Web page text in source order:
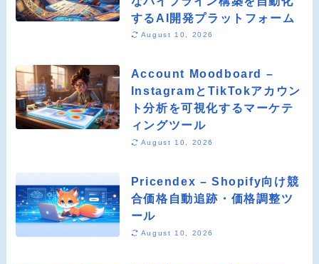
するAI開発プラットフォーム
August 10, 2026
Account Moodboard –
InstagramとTikTokアカウン
ト分析を可視化するマーケテ
ィングツール
August 10, 2026
Pricendex – Shopify向け競
合価格自動追跡・価格調整ツ
ール
August 10, 2026